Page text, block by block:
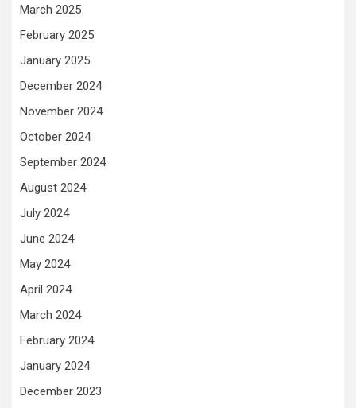
March 2025
February 2025
January 2025
December 2024
November 2024
October 2024
September 2024
August 2024
July 2024
June 2024
May 2024
April 2024
March 2024
February 2024
January 2024
December 2023